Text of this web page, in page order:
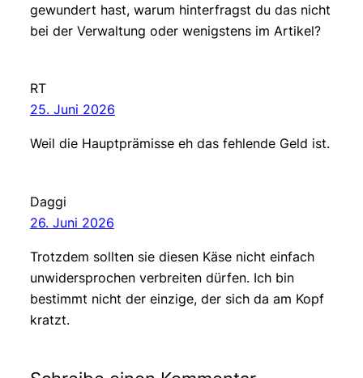
gewundert hast, warum hinterfragst du das nicht
bei der Verwaltung oder wenigstens im Artikel?
RT
25. Juni 2026
Weil die Hauptprämisse eh das fehlende Geld ist.
Daggi
26. Juni 2026
Trotzdem sollten sie diesen Käse nicht einfach
unwidersprochen verbreiten dürfen. Ich bin
bestimmt nicht der einzige, der sich da am Kopf
kratzt.